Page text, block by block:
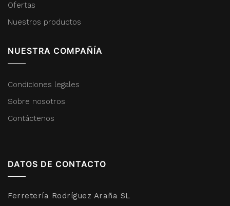
Ofertas
Nuestros productos
NUESTRA COMPAÑÍA
Condiciones legales
Sobre nosotros
Contáctenos
DATOS DE CONTACTO
Ferretería Rodríguez Araña SL